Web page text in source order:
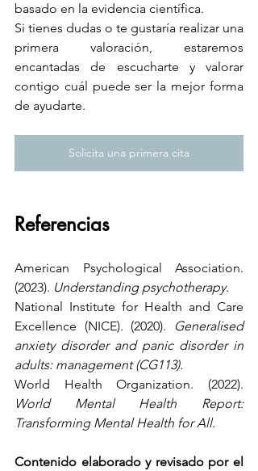
basado en la evidencia científica.
Si tienes dudas o te gustaría realizar una
primera valoración, estaremos
encantadas de escucharte y valorar
contigo cuál puede ser la mejor forma
de ayudarte.
Solicita una primera cita
Referencias
American Psychological Association.
(2023). Understanding psychotherapy.
National Institute for Health and Care
Excellence (NICE). (2020).
Generalised
anxiety disorder and panic disorder in
adults: management (CG113).
World Mental Health Report:
Transforming Mental Health for All.
Contenido elaborado y revisado por el